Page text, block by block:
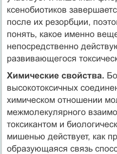
ксенобиотиков
после их резорбции,
понять, какое именно
непосредственно
развивающегося
Химические свойства.
высокотоксичных
химическом отношении
межмолекулярного
токсикантом и
мишенью действует, как
образующаяся связь